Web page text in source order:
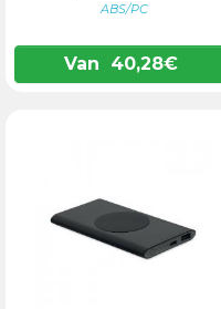
ABS/PC
Van 40,28€